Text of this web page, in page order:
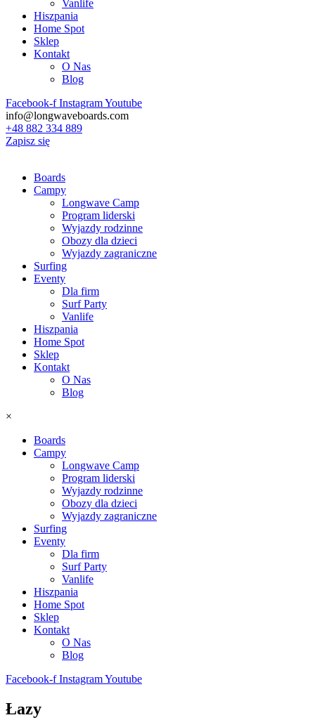
Vanlife
Hiszpania
Home Spot
Sklep
Kontakt
O Nas
Blog
Facebook-f InstagramYoutube
info@longwaveboards.com
+48 882 334 889
Zapisz się
Boards
Campy
Longwave Camp
Program liderski
Wyjazdy rodzinne
Obozy dla dzieci
Wyjazdy zagraniczne
Surfing
Eventy
Dla firm
Surf Party
Vanlife
Hiszpania
Home Spot
Sklep
Kontakt
O Nas
Blog
×
Boards
Campy
Longwave Camp
Program liderski
Wyjazdy rodzinne
Obozy dla dzieci
Wyjazdy zagraniczne
Surfing
Eventy
Dla firm
Surf Party
Vanlife
Hiszpania
Home Spot
Sklep
Kontakt
O Nas
Blog
Facebook-f InstagramYoutube
Łazy